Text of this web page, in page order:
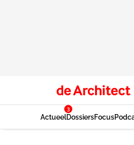
Actueel
3
DossiersFocus